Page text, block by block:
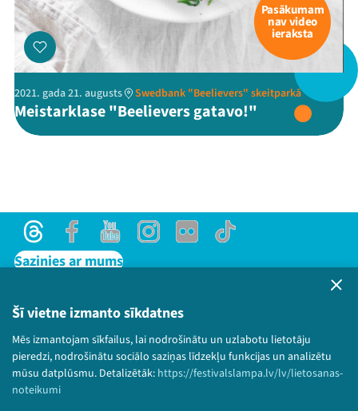
Šī vietne izmanto sīkdatnes
Mēs izmantojam sīkfailus, lai nodrošinātu un uzlabotu lietotāju
pieredzi, nodrošinātu sociālo saziņas līdzekļu funkcijas un analizētu
mūsu datplūsmu. Detalizētāk: https://festivalslampa.lv/lv/lietosanas-
noteikumi
ThreadsFacebookYoutube
X Instagram
Flick TikTok
Pasākumam
nav video
ieraksta
2021. gada 21. augusts Swedbank "Beelievers" skeitparkā
Meistarklase "Beelievers gatavo!"
ThreadsFacebookYoutubeInstagram
Flick TikTok
Sazinies ar mums
Lietošanas noteikumi un sīkdatņu politika
Bērnu aizsardzības politika
© 2026 Sarunu festivāls LAMPA Visas tiesības
paturētas.